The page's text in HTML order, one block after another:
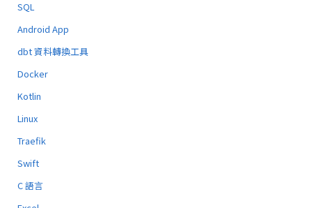
SQL
Android App
dbt 資料轉換工具
Docker
Kotlin
Linux
Traefik
Swift
C 語言